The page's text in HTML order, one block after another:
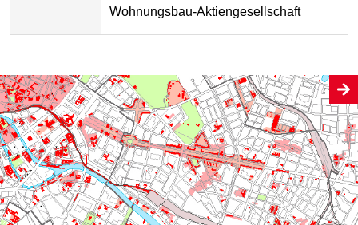
Wohnungsbau-Aktiengesellschaft